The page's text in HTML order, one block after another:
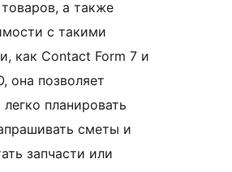
а также
с такими
как Contact Form 7 и
она позволяет
планировать
сметы и
запчасти или